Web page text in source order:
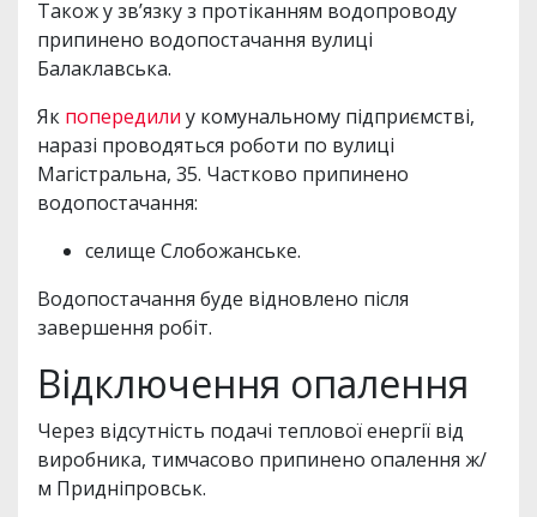
Також у зв’язку з протіканням водопроводу
припинено водопостачання вулиці
Балаклавська.
Як попередили у комунальному підприємстві,
наразі проводяться роботи по вулиці
Магістральна, 35. Частково припинено
водопостачання:
селище Слобожанське.
Водопостачання буде відновлено після
завершення робіт.
Відключення опалення
Через відсутність подачі теплової енергії від
виробника, тимчасово припинено опалення ж/
м Придніпровськ.